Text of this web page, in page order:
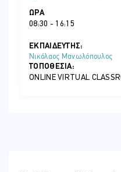
ΏΡΑ
08:30 - 16:15
ΕΚΠΑΙΔΕΥΤΗΣ:
Νικόλαος Μανωλόπουλος
ΤΟΠΟΘΕΣΊΑ:
ONLINE VIRTUAL